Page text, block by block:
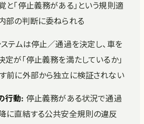
と「停止義務がある」という規則適
部の判断に委ねられる
テムは停止／通過を決定し、車を
定が「停止義務を満たしているか」
前に外部から独立に検証されない
行動: 停止義務がある状況で通過
に直結する公共安全規則の違反